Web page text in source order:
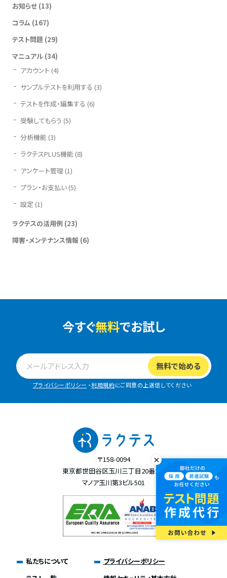
お知らせ(13)
コラム (167)
テスト問題 (29)
マニュアル(34)
アカウント (4)
サンプルテストを利用する (3)
テストを作成・編集する (6)
受験してもらう (5)
分析機能 (3)
ラクテスPLUS機能 (8)
アンケート管理 (1)
プラン・お支払い(5)
設定 (1)
ラクテスの活用例(23)
障害・メンテナンス情報 (6)
今すぐ無料でお試し
プライバシーポリシー ・利用規約にご同意の上送信してください
〒158-0094
東京都世田谷区玉川三丁目20番2号
マノア玉川第3ビル501
私たちについて
プライバシーポリシー